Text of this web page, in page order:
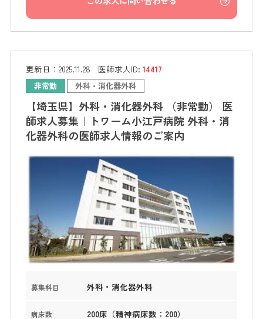
更新日： 2025.11.28 医師求人ID:14417
非常勤 外科・消化器外科
【埼玉県】外科・消化器外科 （非常勤） 医
師求人募集｜トワーム小江戸病院 外科・消
化器外科の医師求人情報のご案内
募集科目 外科・消化器外科
病床数 200床（精神病床数：200）